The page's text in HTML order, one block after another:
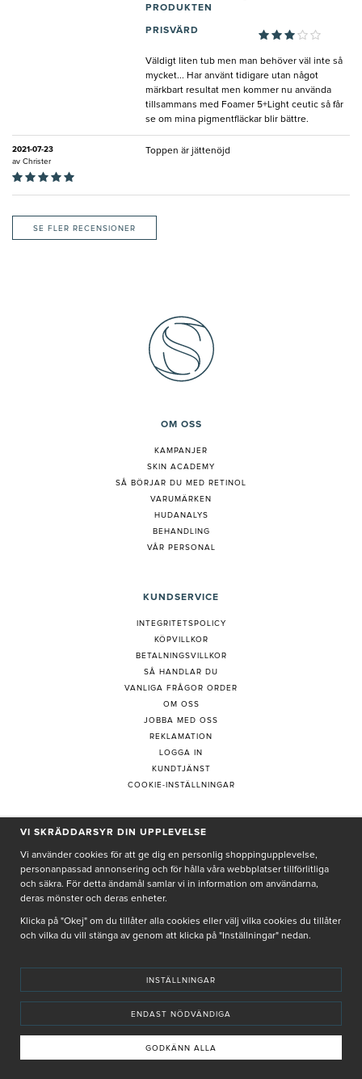
PRODUKTEN
PRISVÄRD
Väldigt liten tub men man behöver väl inte så
mycket... Har använt tidigare utan något
märkbart resultat men kommer nu använda
tillsammans med Foamer 5+Light ceutic så får
se om mina pigmentfläckar blir bättre.
2021-07-23
av Christer
Toppen är jättenöjd
SE FLER RECENSIONER
OM OSS
KAMPANJER
SKIN ACADEMY
SÅ BÖRJAR DU MED RETINOL
VARUMÄRKEN
HUDANALYS
BEHANDLING
VÅR PERSONAL
KUNDSERVICE
INTEGRITETSPOLICY
KÖPVILLKOR
BETALNINGSVILLKOR
SÅ HANDLAR DU
VANLIGA FRÅGOR ORDER
OM OSS
JOBBA MED OSS
REKLAMATION
LOGGA IN
KUNDTJÄNST
COOKIE-INSTÄLLNINGAR
PRENUMERERA PÅ NYHETSBREV
Genom att ge min e-post, accepterar jag Seth och Sallyintegritetspolicy
De uppgifter du matar in kommer endast användas till våra nyhetsbrev.
INNEHÅLLET OCH REKOMMENDATIONERNA PÅ DENNA SIDA ÄR FRAMTAGNA OCH GRANSKADE
AV VÅRA AUKTORISERADE HUDTERAPEUTER.
VI SKRÄDDARSYR DIN UPPLEVELSE
Vi använder cookies för att ge dig en personlig shoppingupplevelse,
personanpassad annonsering och för hålla våra webbplatser tillförlitliga
och säkra. För detta ändamål samlar vi in information om användarna,
deras mönster och deras enheter.
Klicka på "Okej" om du tillåter alla cookies eller välj vilka cookies du tillåter
och vilka du vill stänga av genom att klicka på "Inställningar" nedan.
INSTÄLLNINGAR
ENDAST NÖDVÄNDIGA
GODKÄNN ALLA